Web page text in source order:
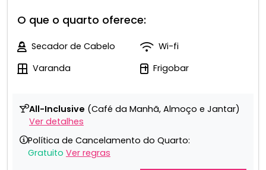
O que o quarto oferece:
Secador de Cabelo
Wi-fi
Varanda
Frigobar
All-Inclusive (Café da Manhã, Almoço e Jantar)
Ver detalhes
Política de Cancelamento do Quarto:
Gratuito Ver regras